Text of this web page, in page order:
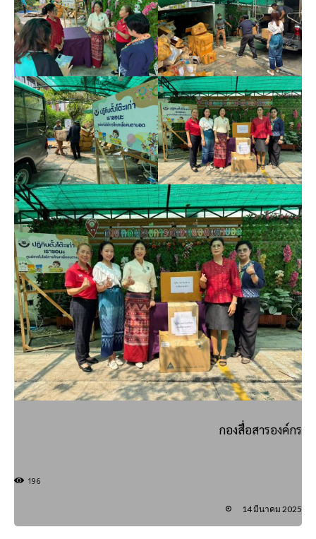
กองสื่อสารองค์กร
196
14 มีนาคม 2025